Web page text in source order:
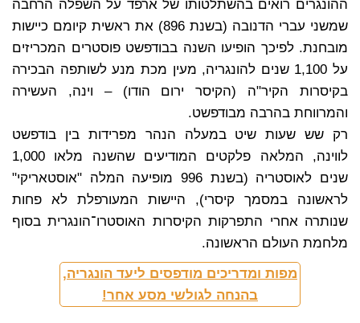
ההונגרים רואים בהשתלטותו של ארפד על השפלה הרחבה
שמשני עברי הדנובה (בשנת 896) את ראשית קיומם כיישות
מובחנת. לפיכך הופיעו השנה בבודפשט פוסטרים המכריזים
על 1,100 שנים להונגריה, מעין מכת מנע לשותפה הבכירה
בקיסרות הקיר"ה (הקיסר ירום הודו) – וינה, העשירה
והמרווחת בהרבה מבודפשט.
רק שש שעות שיט במעלה הנהר מפרידות בין בודפשט
לווינה, המלאה פלקטים המודיעים שהשנה מלאו 1,000
שנים לאוסטריה (בשנת 996 מופיעה המלה "אוסטאריקי"
לראשונה במסמך קיסרי), היישות המעורפלת לא פחות
שנותרה אחרי התפרקות הקיסרות האוסטרו־הונגרית בסוף
מלחמת העולם הראשונה.
מפות ומדריכים מודפסים ליעד הונגריה,
בהנחה לגולשי מסע אחר!